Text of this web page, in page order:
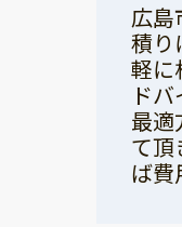
広島
積り
軽に
ド
最適
て頂
ば費